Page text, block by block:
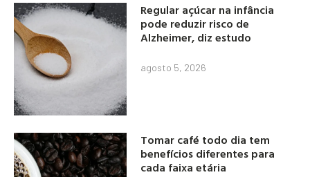
Regular açúcar na infância
pode reduzir risco de
Alzheimer, diz estudo
agosto 5, 2026
Tomar café todo dia tem
benefícios diferentes para
cada faixa etária